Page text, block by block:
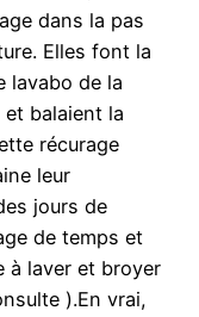
dans la pas
Elles font la
lavabo de la
balaient la
récurage
leur
jours de
de temps et
à laver et broyer
).En vrai,